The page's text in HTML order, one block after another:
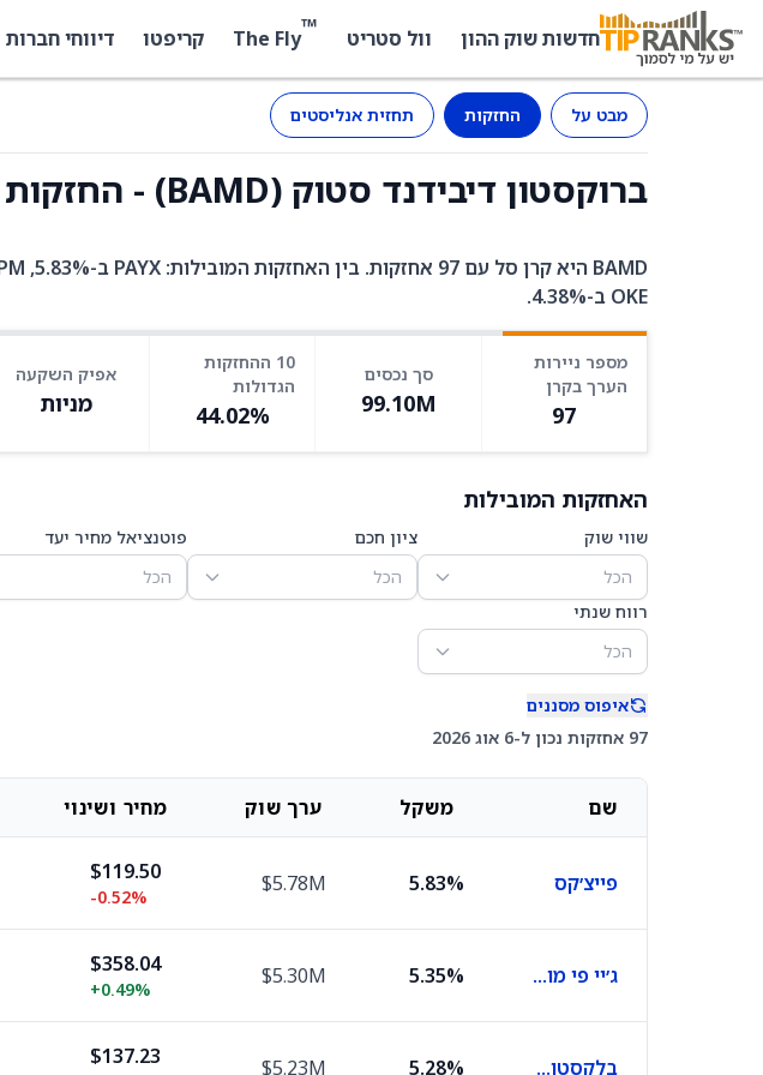
חדשות שוק ההון וול סטריט ™
The Fly קריפטו דיווחי חברות
מבט על החזקות תחזית אנליסטים
ברוקסטון דיבידנד סטוק (BAMD) - החזקות
OKE ב-4.38%.
מספר ניירות
הערך בקרן
97
סך נכסים
99.10M
10 ההחזקות
הגדולות
44.02%
אפיק השקעה
מניות
האחזקות המובילות
שווי שוק
הכל
ציון חכם
הכל
פוטנציאל מחיר יעד
הכל
רווח שנתי
הכל
איפוס מסננים
97 אחזקות נכון ל-6 אוג 2026
שם משקל ערך שוק מחיר ושינוי
פייצ׳קס 5.83%
$5.78M
$119.50
-0.52%
ג׳יי פי מורגן 5.35%
$5.30M
$358.04
+0.49%
בלקסטון גרופ 5.28%
$5.23M
$137.23